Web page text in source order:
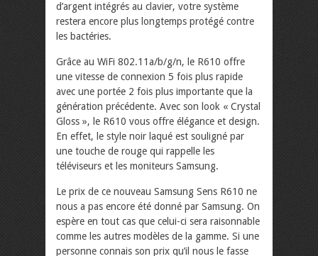
d’argent intégrés au clavier, votre système
restera encore plus longtemps protégé contre
les bactéries.
Grâce au WiFi 802.11a/b/g/n, le R610 offre
une vitesse de connexion 5 fois plus rapide
avec une portée 2 fois plus importante que la
génération précédente. Avec son look « Crystal
Gloss », le R610 vous offre élégance et design.
En effet, le style noir laqué est souligné par
une touche de rouge qui rappelle les
téléviseurs et les moniteurs Samsung.
Le prix de ce nouveau Samsung Sens R610 ne
nous a pas encore été donné par Samsung. On
espère en tout cas que celui-ci sera raisonnable
comme les autres modèles de la gamme. Si une
personne connais son prix qu’il nous le fasse